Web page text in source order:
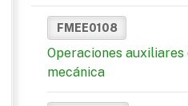
FMEE0108
Operaciones
mecánica